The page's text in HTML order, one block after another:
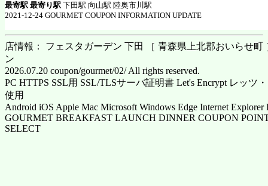
最寄駅 最寄り駅 下田駅 向山駅 陸奥市川駅
2021-12-24 GOURMET COUPON INFORMATION UPDATE
店情報： フェスタガーデン 下田 ［ 青森県上北郡おいらせ町
ン
2026.07.20 coupon/gourmet/02/ All rights reserved.
PC HTTPS SSL用 SSL/TLSサーバ証明書 Let's Encrypt レッツ
使用
Android iOS Apple Mac Microsoft Windows Edge Internet Explorer
GOURMET BREAKFAST LAUNCH DINNER COUPON
SELECT